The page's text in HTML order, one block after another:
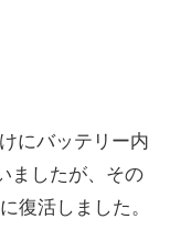
にバッテリー内
ましたが、その
復活しました。